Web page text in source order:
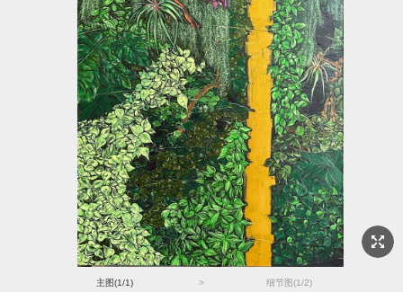
主图(1/1) > 细节图(1/2)